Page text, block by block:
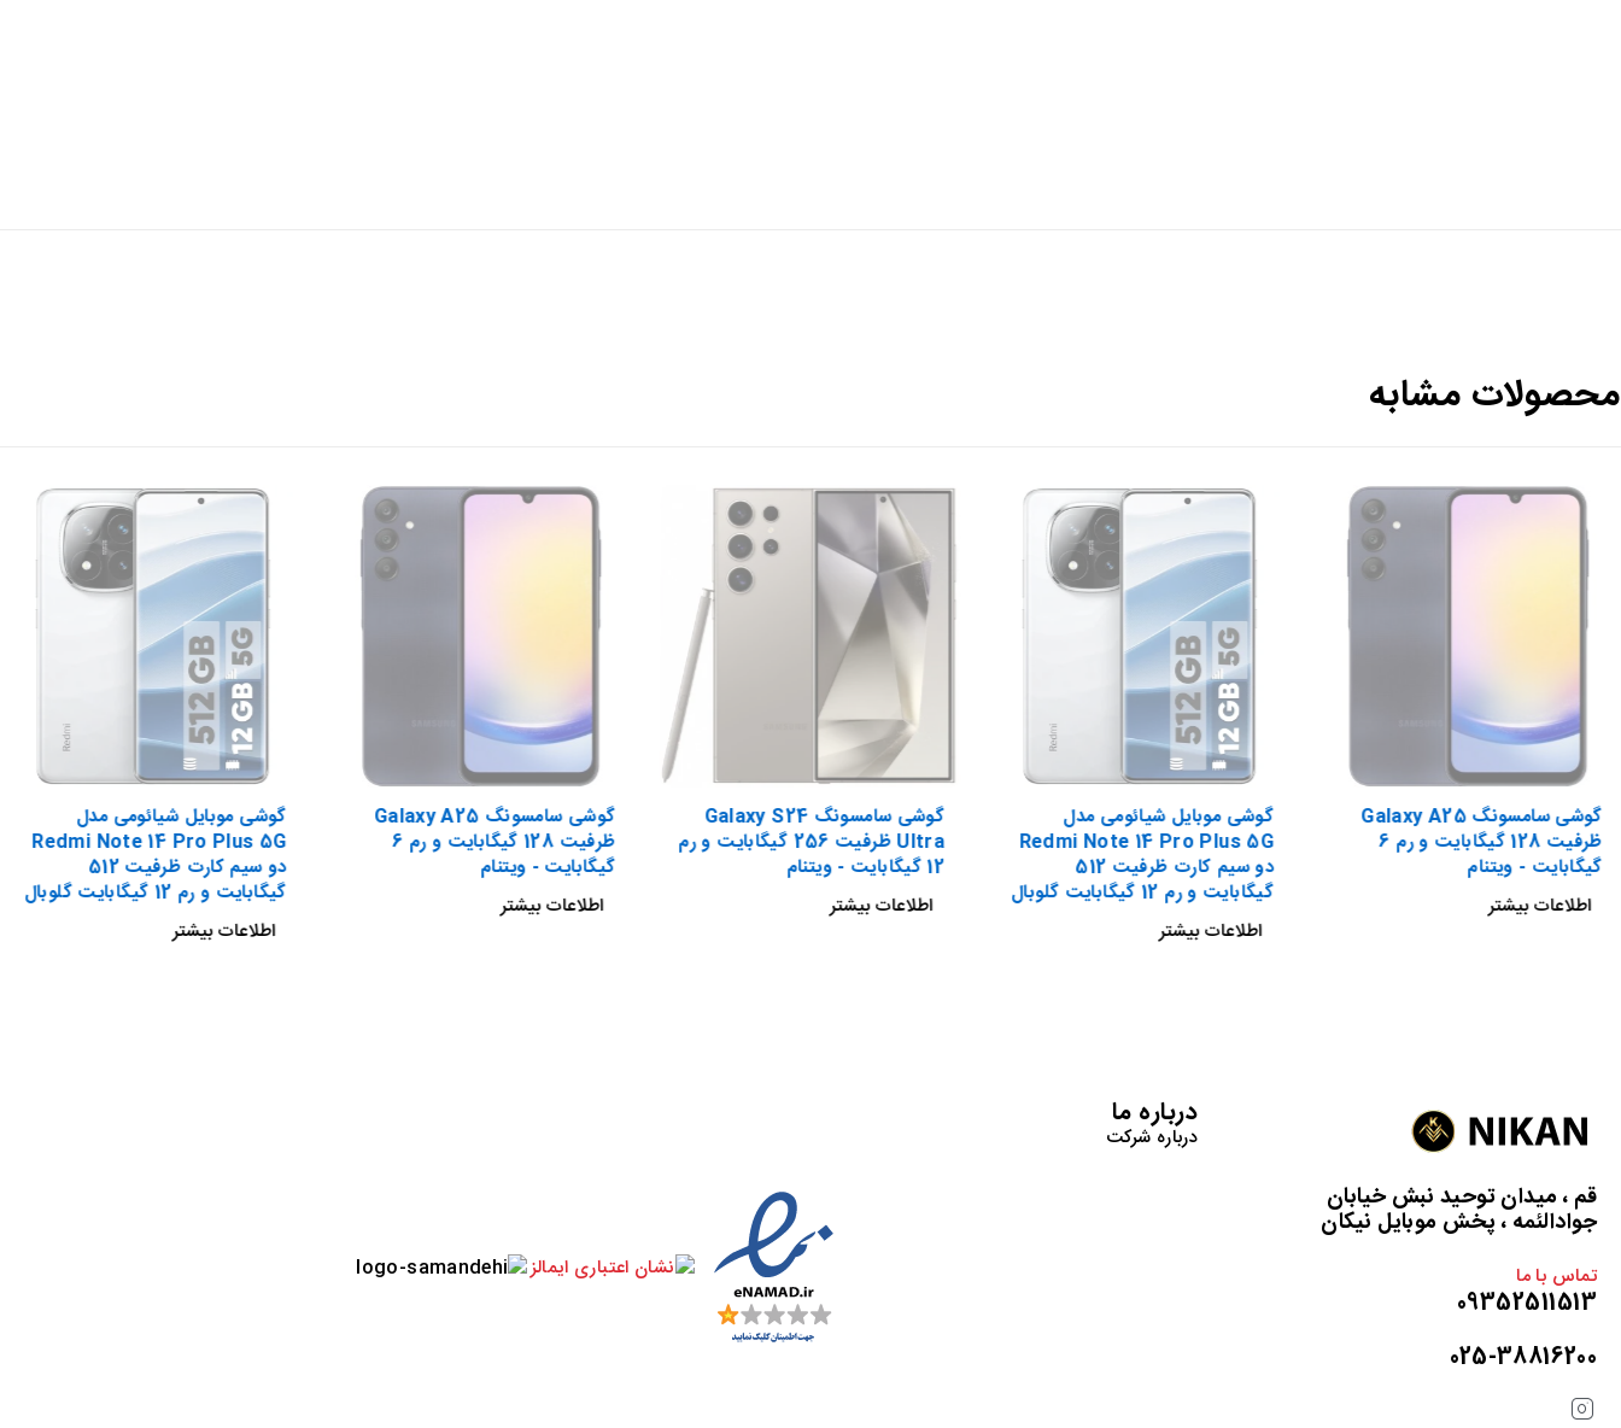
محصولات مشابه
گوشی سامسونگ Galaxy A25
ظرفیت 128 گیگابایت و رم 6
گیگابایت - ویتنام
اطلاعات بیشتر
گوشی موبایل شیائومی مدل
Redmi Note 14 Pro Plus 5G
دو سیم کارت ظرفیت 512
گیگابایت و رم 12 گیگابایت گلوبال
اطلاعات بیشتر
گوشی سامسونگ Galaxy S24
Ultra ظرفیت 256 گیگابایت و رم
12 گیگابایت - ویتنام
اطلاعات بیشتر
گوشی سامسونگ Galaxy A25
ظرفیت 128 گیگابایت و رم 6
گیگابایت - ویتنام
اطلاعات بیشتر
گوشی موبایل شیائومی مدل
Redmi Note 14 Pro Plus 5G
دو سیم کارت ظرفیت 512
گیگابایت و رم 12 گیگابایت گلوبال
اطلاعات بیشتر
قم ، میدان توحید نبش خیابان
جوادالئمه ، پخش موبایل نیکان
تماس با ما
09352511513
025-38816200
درباره ما
درباره شرکت